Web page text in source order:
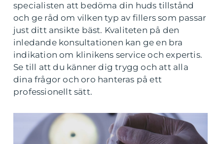
specialisten att bedöma din huds tillstånd
och ge råd om vilken typ av fillers som passar
just ditt ansikte bäst. Kvaliteten på den
inledande konsultationen kan ge en bra
indikation om klinikens service och expertis.
Se till att du känner dig trygg och att alla
dina frågor och oro hanteras på ett
professionellt sätt.